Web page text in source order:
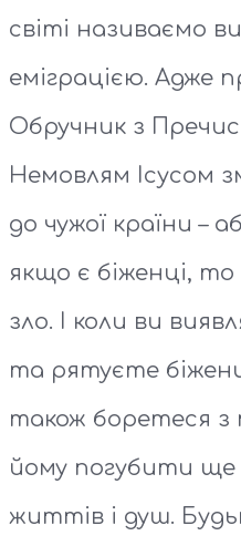
світі називаємо
еміграцією. Адже
Обручник з
Немовлям Ісусом
до чужої країни –
якщо є біженці, то
зло. І коли ви
та рятуєте
також боретеся
йому погубити ще
життів і душ.